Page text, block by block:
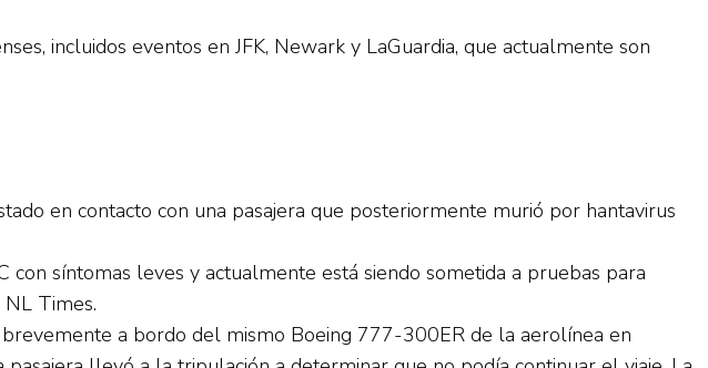
incluidos eventos en JFK, Newark y LaGuardia, que actualmente son
en contacto con una pasajera que posteriormente murió por hantavirus
síntomas leves y actualmente está siendo sometida a pruebas para
Times.
a bordo del mismo Boeing 777-300ER de la aerolínea en